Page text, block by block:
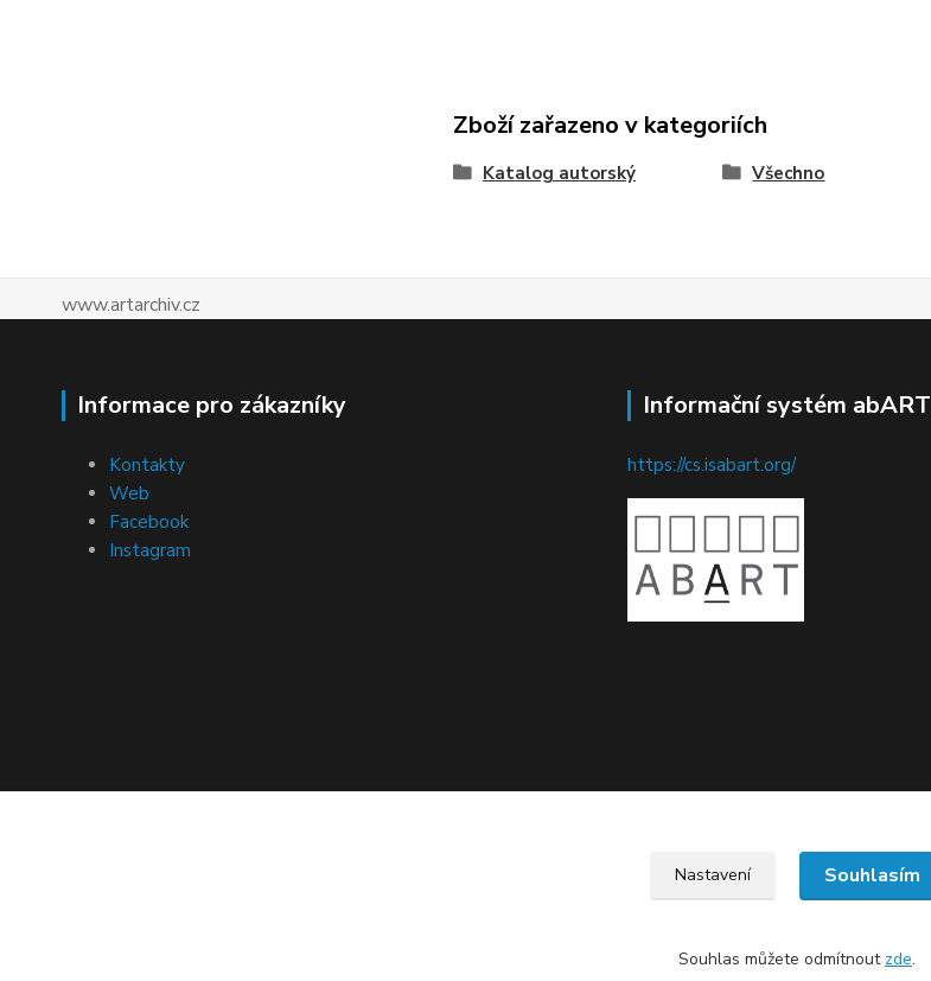
Zboží zařazeno v kategoriích
Katalog autorský Všechno
www.artarchiv.cz
Informace pro zákazníky
Kontakty
Web
Facebook
Instagram
Informační systém abART
https://cs.isabart.org/
Upravit sběr cookies.
Nastavení Souhlasím
Souhlas můžete odmítnout zde.